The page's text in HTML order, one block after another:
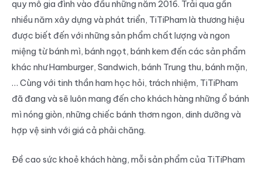
quy mô gia đình vào đầu những năm 2016. Trải qua gần
nhiều năm xây dựng và phát triển, TiTiPham là thương hiệu
được biết đến với những sản phẩm chất lượng và ngon
miệng từ bánh mì, bánh ngọt, bánh kem đến các sản phẩm
khác như Hamburger, Sandwich, bánh Trung thu, bánh mặn,
… Cùng với tinh thần ham học hỏi, trách nhiệm, TiTiPham
đã đang và sẽ luôn mang đến cho khách hàng những ổ bánh
mì nóng giòn, những chiếc bánh thơm ngon, dinh dưỡng và
hợp vệ sinh với giá cả phải chăng.
Đề cao sức khoẻ khách hàng, mỗi sản phẩm của TiTiPham